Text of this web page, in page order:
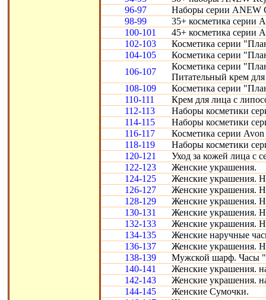
96-97
Наборы серии ANEW
98-99
35+ косметика серии
100-101
45+ косметика серии
102-103
Косметика серии
104-105
Косметика серии
106-107
Косметика серии
Питательный крем для
108-109
Косметика серии
110-111
Крем для лица с
112-113
Наборы косметики
114-115
Наборы косметики
116-117
Косметика серии Avon
118-119
Наборы косметики
120-121
Уход за кожей лица с
122-123
Женские украшения.
124-125
Женские украшения.
126-127
Женские украшения.
128-129
Женские украшения.
130-131
Женские украшения.
132-133
Женские украшения.
134-135
Женские наручные
136-137
Женские украшения.
138-139
Мужской шарф. Часы
140-141
Женские украшения.
142-143
Женские украшения.
144-145
Женские Сумочки.